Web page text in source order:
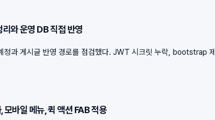
운영 DB 직접 반영
과 게시글 반영 경로를 점검했다. JWT 시크릿 누락, bootstrap
일 메뉴, 퀵 액션 FAB 적용